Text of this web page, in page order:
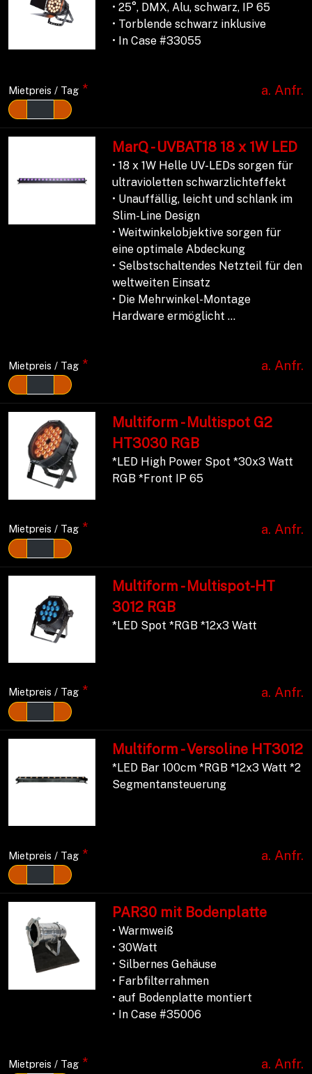
• 25°, DMX, Alu, schwarz, IP 65
• Torblende schwarz inklusive
• In Case #33055
Mietpreis / Tag * a. Anfr.
MarQ - UVBAT18 18 x 1W LED
• 18 x 1W Helle UV-LEDs sorgen für
ultravioletten schwarzlichteffekt
• Unauffällig, leicht und schlank im
Slim-Line Design
• Weitwinkelobjektive sorgen für
eine optimale Abdeckung
• Selbstschaltendes Netzteil für den
weltweiten Einsatz
• Die Mehrwinkel-Montage
Hardware ermöglicht ...
Mietpreis / Tag * a. Anfr.
Multiform - Multispot G2
HT3030 RGB
*LED High Power Spot *30x3 Watt
RGB *Front IP 65
Mietpreis / Tag * a. Anfr.
Multiform - Multispot-HT
3012 RGB
*LED Spot *RGB *12x3 Watt
Mietpreis / Tag * a. Anfr.
Multiform - Versoline HT3012
*LED Bar 100cm *RGB *12x3 Watt *2
Segmentansteuerung
Mietpreis / Tag * a. Anfr.
PAR30 mit Bodenplatte
• Warmweiß
• 30Watt
• Silbernes Gehäuse
• Farbfilterrahmen
• auf Bodenplatte montiert
• In Case #35006
Mietpreis / Tag * a. Anfr.